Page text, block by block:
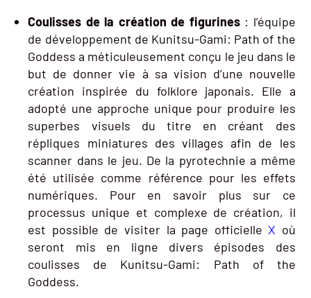
Coulisses de la création de figurines: l’équipe
de développement de Kunitsu-Gami: Path of the
Goddess a méticuleusement conçu le jeu dans le
but de donner vie à sa vision d’une nouvelle
création inspirée du folklore japonais. Elle a
adopté une approche unique pour produire les
superbes visuels du titre en créant des
répliques miniatures des villages afin de les
scanner dans le jeu. De la pyrotechnie a même
été utilisée comme référence pour les effets
numériques. Pour en savoir plus sur ce
processus unique et complexe de création, il
est possible de visiter la page officielleX où
seront mis en ligne divers épisodes des
coulisses de Kunitsu-Gami: Path of the
Goddess.